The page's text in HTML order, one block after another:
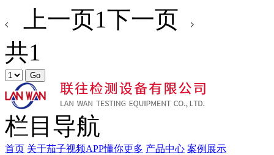
上一页1下一页
共1
栏目导航
首页 关于茄子视频APP懂你更多 产品中心 案例展示